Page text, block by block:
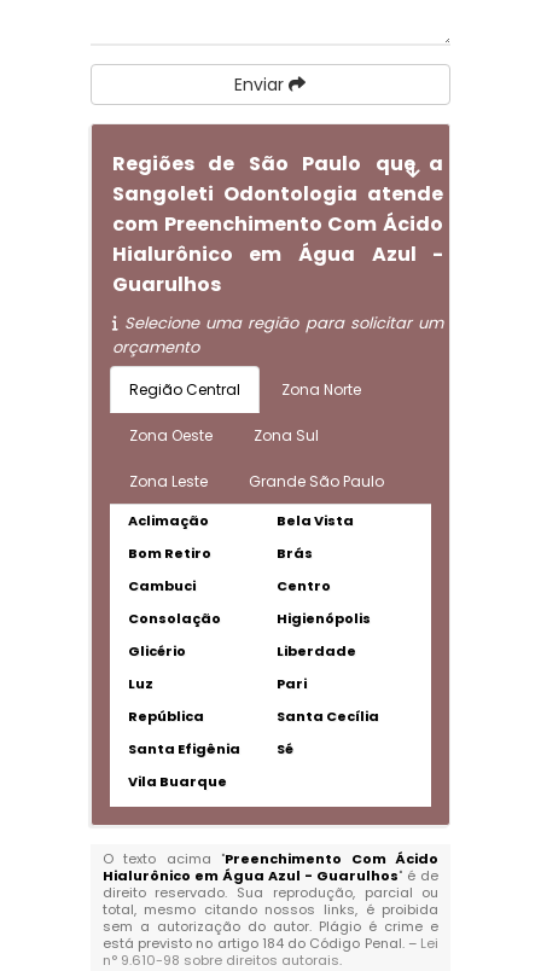
Enviar
Regiões de São Paulo que a
Sangoleti Odontologia atende
com Preenchimento Com Ácido
Hialurônico em Água Azul -
Guarulhos
Selecione uma região para solicitar um
orçamento
Região Central Zona Norte
Zona Oeste Zona Sul
Zona Leste Grande São Paulo
Aclimação
Bela Vista
Bom Retiro
Brás
Cambuci
Centro
Consolação
Higienópolis
Glicério
Liberdade
Luz
Pari
República
Santa Cecília
Santa Efigênia
Sé
Vila Buarque
O texto acima "Preenchimento Com Ácido
Hialurônico em Água Azul - Guarulhos" é de
direito reservado. Sua reprodução, parcial ou
total, mesmo citando nossos links, é proibida
sem a autorização do autor. Plágio é crime e
está previsto no artigo 184 do Código Penal. – Lei
n° 9.610-98 sobre direitos autorais.